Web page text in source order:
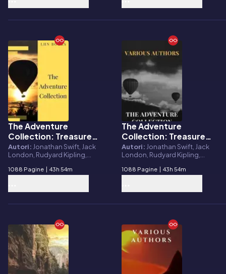
E-book
The Adventure
Collection: Treasure
Island, The Jungle
Book, Gulliver's
Travels, White Fang...
Autori: Jonathan Swift, Jack
London, Rudyard Kipling,
Stevenson, LHN Books
1088 Pagine | 43h 54m
E-book
The Adventure
Collection: Treasure
Island, The Jungle
Book, Gulliver's
Travels, White Fang...
Autori: Jonathan Swift, Jack
London, Rudyard Kipling,
Stevenson, RMB
1088 Pagine | 43h 54m